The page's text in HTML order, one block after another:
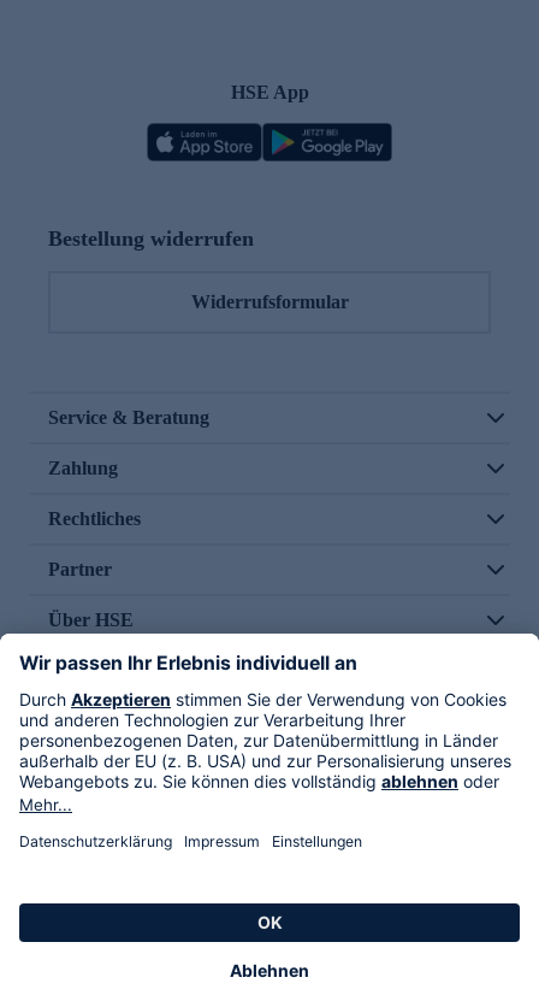
HSE App
Bestellung widerrufen
Widerrufsformular
Service & Beratung
Zahlung
Rechtliches
Partner
Über HSE
Im TV
HSE International